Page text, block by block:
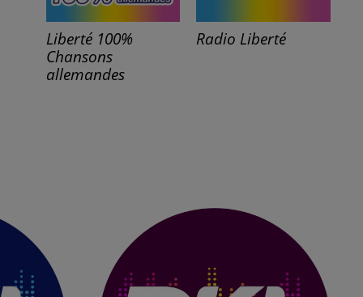
Liberté 100%
Chansons
allemandes
Radio Liberté